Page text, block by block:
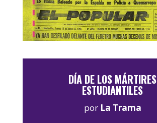
DÍA DE LOS MÁRTIRES
ESTUDIANTILES
por La Trama